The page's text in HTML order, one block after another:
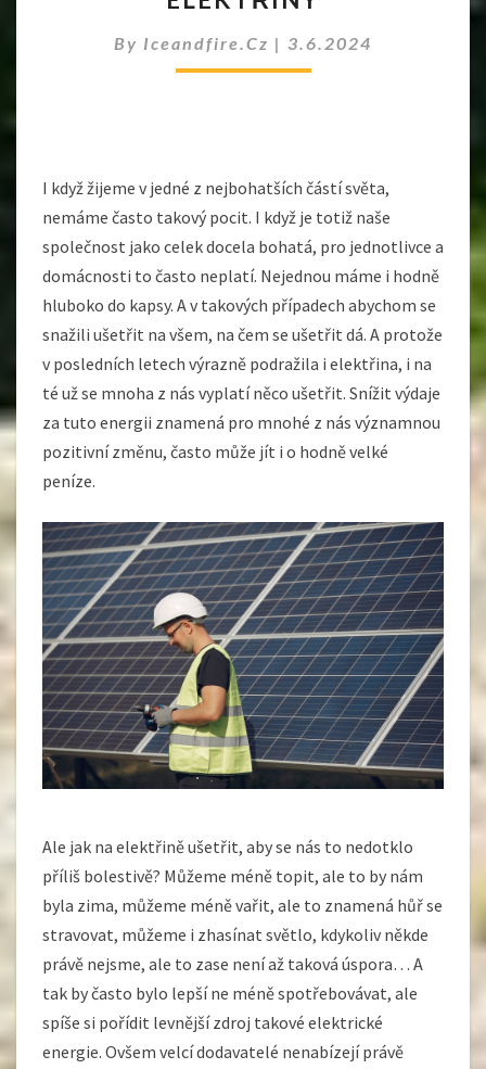
ELEKTŘINY
By Iceandfire.cz | 3.6.2024
I když žijeme v jedné z nejbohatších částí světa,
nemáme často takový pocit. I když je totiž naše
společnost jako celek docela bohatá, pro jednotlivce a
domácnosti to často neplatí. Nejednou máme i hodně
hluboko do kapsy. A v takových případech abychom se
snažili ušetřit na všem, na čem se ušetřit dá. A protože
v posledních letech výrazně podražila i elektřina, i na
té už se mnoha z nás vyplatí něco ušetřit. Snížit výdaje
za tuto energii znamená pro mnohé z nás významnou
pozitivní změnu, často může jít i o hodně velké
peníze.
Ale jak na elektřině ušetřit, aby se nás to nedotklo
příliš bolestivě? Můžeme méně topit, ale to by nám
byla zima, můžeme méně vařit, ale to znamená hůř se
stravovat, můžeme i zhasínat světlo, kdykoliv někde
právě nejsme, ale to zase není až taková úspora… A
tak by často bylo lepší ne méně spotřebovávat, ale
spíše si pořídit levnější zdroj takové elektrické
energie. Ovšem velcí dodavatelé nenabízejí právě